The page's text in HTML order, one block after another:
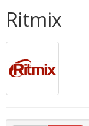
Ritmix